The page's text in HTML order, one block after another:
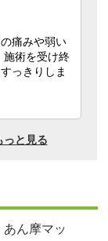
あん摩マッ